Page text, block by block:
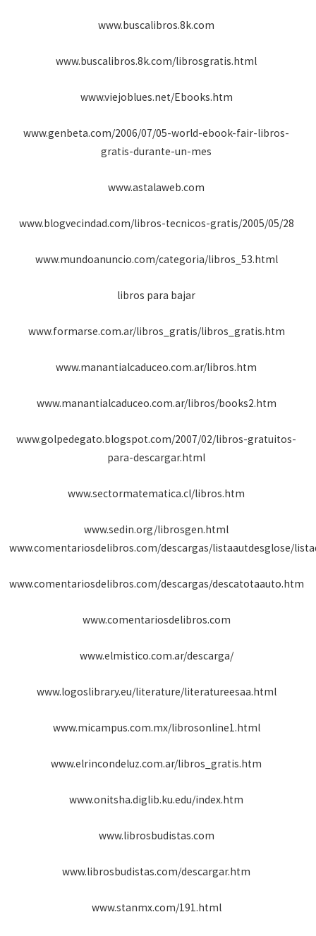
www.buscalibros.8k.com
www.buscalibros.8k.com/librosgratis.html
www.viejoblues.net/Ebooks.htm
www.genbeta.com/2006/07/05-world-ebook-fair-libros-
gratis-durante-un-mes
www.astalaweb.com
www.blogvecindad.com/libros-tecnicos-gratis/2005/05/28
www.mundoanuncio.com/categoria/libros_53.html
libros para bajar
www.formarse.com.ar/libros_gratis/libros_gratis.htm
www.manantialcaduceo.com.ar/libros.htm
www.manantialcaduceo.com.ar/libros/books2.htm
www.golpedegato.blogspot.com/2007/02/libros-gratuitos-
para-descargar.html
www.sectormatematica.cl/libros.htm
www.sedin.org/librosgen.html
www.comentariosdelibros.com/descargas/listaautdesglose/
www.comentariosdelibros.com/descargas/descatotaauto.htm
www.comentariosdelibros.com
www.elmistico.com.ar/descarga/
www.logoslibrary.eu/literature/literatureesaa.html
www.micampus.com.mx/librosonline1.html
www.elrincondeluz.com.ar/libros_gratis.htm
www.onitsha.diglib.ku.edu/index.htm
www.librosbudistas.com
www.librosbudistas.com/descargar.htm
www.stanmx.com/191.html